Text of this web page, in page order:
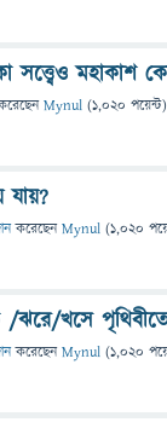
সত্ত্বেও মহাকাশ
Mynul (1,020 পয়েন্ট)
যায়?
করেছেনMynul (1,020
/ঝরে/খসে
করেছেনMynul (1,020